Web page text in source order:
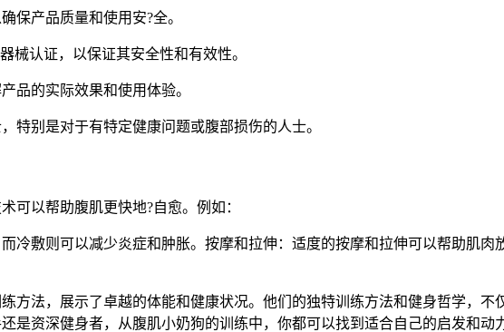
保产品质量和使用安?全。
械认证，以保证其安全性和有效性。
品的实际效果和使用体验。
特别是对于有特定健康问题或腹部损伤的人士。
可以帮助腹肌更快地?自愈。例如：
冷敷则可以减少炎症和肿胀。按摩和拉伸：适度的按摩和拉伸可以帮助肌
方法，展示了卓越的体能和健康状况。他们的独特训练方法和健身哲学，
是资深健身者，从腹肌小奶狗的训练中，你都可以找到适合自己的启发和动